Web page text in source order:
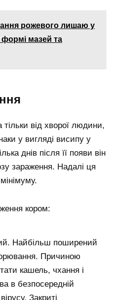
рожевого лишаю у
мазей та
від хворої людини,
у вигляді висипу у
днів після її появи він
зараження. Надалі ця
кором:
Найбільш поширений
Причиною
кашель, чхання і
в безпосередній
Закриті